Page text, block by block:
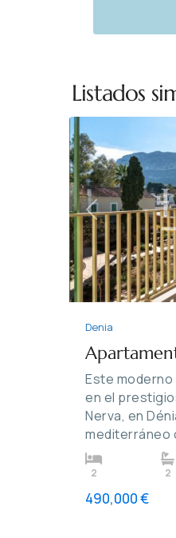
Listados
Denia
Previous
Denia
Este
en el
Nerva, en
mediterráneo
2 2
490,000 €